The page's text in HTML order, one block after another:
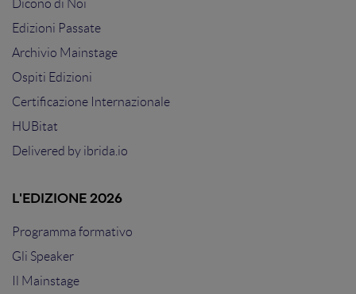
Dicono di Noi
Edizioni Passate
Archivio Mainstage
Ospiti Edizioni
Certificazione Internazionale
HUBitat
Delivered by ibrida.io
L'EDIZIONE 2026
Programma formativo
Gli Speaker
Il Mainstage